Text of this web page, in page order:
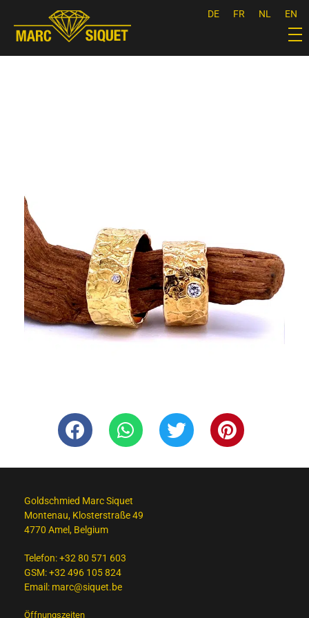
Marc Siquet - Goldschmied
DE FR NL EN
Goldschmied Marc Siquet
Montenau, Klosterstraße 49
4770 Amel, Belgium
Telefon:+32 80 571 603
GSM:+32 496 105 824
Email: marc@siquet.be
Öffnungszeiten